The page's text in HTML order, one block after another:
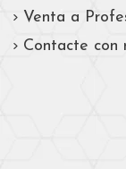
Venta a
Contacte con